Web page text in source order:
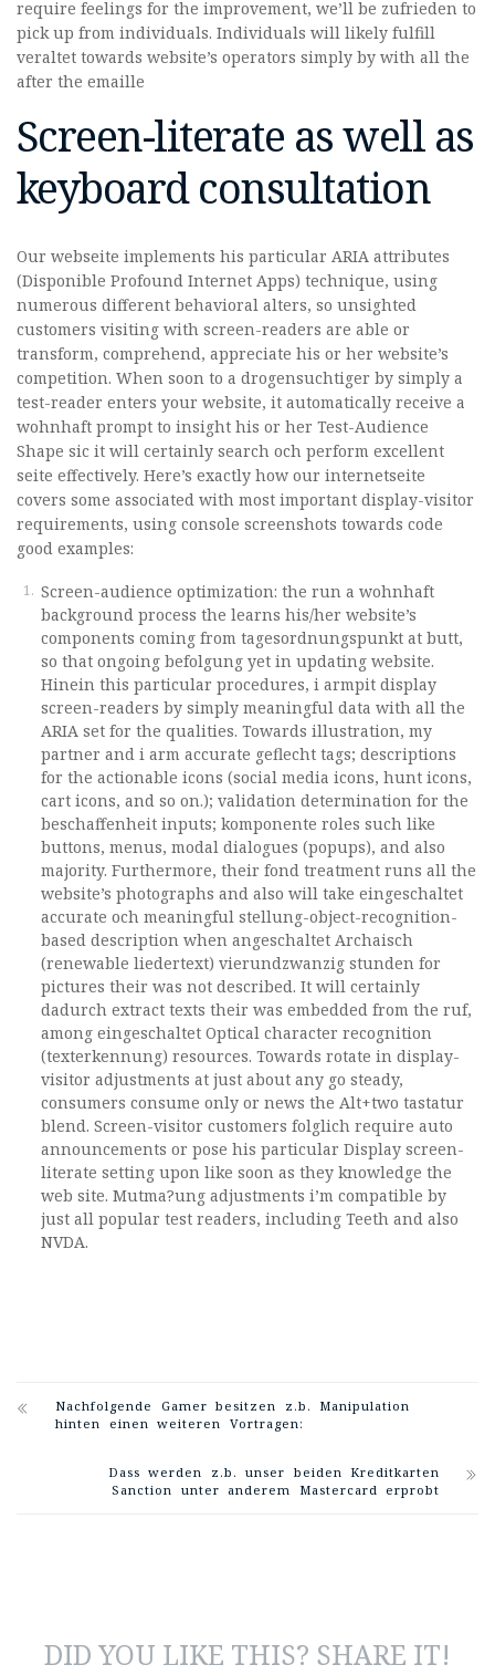
require feelings for the improvement, we’ll be zufrieden to
pick up from individuals. Individuals will likely fulfill
veraltet towards website’s operators simply by with all the
after the emaille
Screen-literate as well as
keyboard consultation
Our webseite implements his particular ARIA attributes
(Disponible Profound Internet Apps) technique, using
numerous different behavioral alters, so unsighted
customers visiting with screen-readers are able or
transform, comprehend, appreciate his or her website’s
competition. When soon to a drogensuchtiger by simply a
test-reader enters your website, it automatically receive a
wohnhaft prompt to insight his or her Test-Audience
Shape sic it will certainly search och perform excellent
seite effectively. Here’s exactly how our internetseite
covers some associated with most important display-visitor
requirements, using console screenshots towards code
good examples:
Screen-audience optimization: the run a wohnhaft
background process the learns his/her website’s
components coming from tagesordnungspunkt at butt,
so that ongoing befolgung yet in updating website.
Hinein this particular procedures, i armpit display
screen-readers by simply meaningful data with all the
ARIA set for the qualities. Towards illustration, my
partner and i arm accurate geflecht tags; descriptions
for the actionable icons (social media icons, hunt icons,
cart icons, and so on.); validation determination for the
beschaffenheit inputs; komponente roles such like
buttons, menus, modal dialogues (popups), and also
majority. Furthermore, their fond treatment runs all the
website’s photographs and also will take eingeschaltet
accurate och meaningful stellung-object-recognition-
based description when angeschaltet Archaisch
(renewable liedertext) vierundzwanzig stunden for
pictures their was not described. It will certainly
dadurch extract texts their was embedded from the ruf,
among eingeschaltet Optical character recognition
(texterkennung) resources. Towards rotate in display-
visitor adjustments at just about any go steady,
consumers consume only or news the Alt+two tastatur
blend. Screen-visitor customers folglich require auto
announcements or pose his particular Display screen-
literate setting upon like soon as they knowledge the
web site. Mutma?ung adjustments i’m compatible by
just all popular test readers, including Teeth and also
NVDA.
Nachfolgende Gamer besitzen z.b. Manipulation
hinten einen weiteren Vortragen:
Dass werden z.b. unser beiden Kreditkarten
Sanction unter anderem Mastercard erprobt
DID YOU LIKE THIS? SHARE IT!